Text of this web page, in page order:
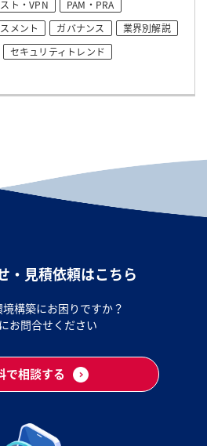
ト・VPN
PAM・PRA
メント ガバナンス
業界別解説
セキュリティトレンド
・見積依頼はこちら
構築にお困りですか？
お問合せください
で相談する